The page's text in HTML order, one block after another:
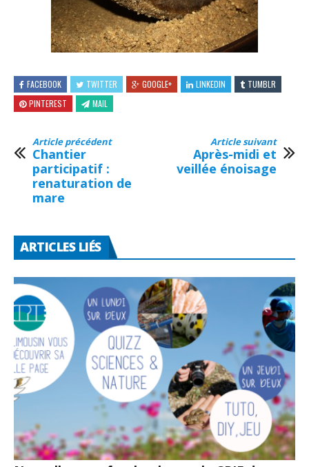
FACEBOOK TWITTER GOOGLE+ LINKEDIN
TUMBLR
PINTEREST
MAIL
Article précédent
Chantier
participatif :
renaturation de
mare
Article suivant
Après-midi et
veillée énoisage
ARTICLES LIÉS